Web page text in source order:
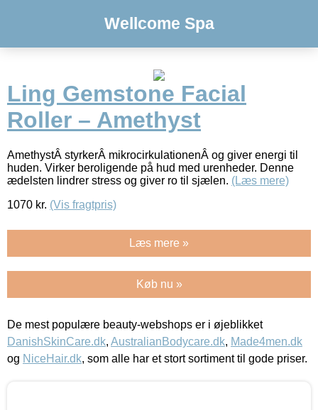
Wellcome Spa
Ling Gemstone Facial
Roller – Amethyst
AmethystÂ styrkerÂ mikrocirkulationenÂ og giver energi til
huden. Virker beroligende på hud med urenheder. Denne
ædelsten lindrer stress og giver ro til sjælen. (Læs mere)
1070 kr. (Vis fragtpris)
Læs mere »
Køb nu »
De mest populære beauty-webshops er i øjeblikket
DanishSkinCare.dk, AustralianBodycare.dk, Made4men.dk
og NiceHair.dk, som alle har et stort sortiment til gode priser.